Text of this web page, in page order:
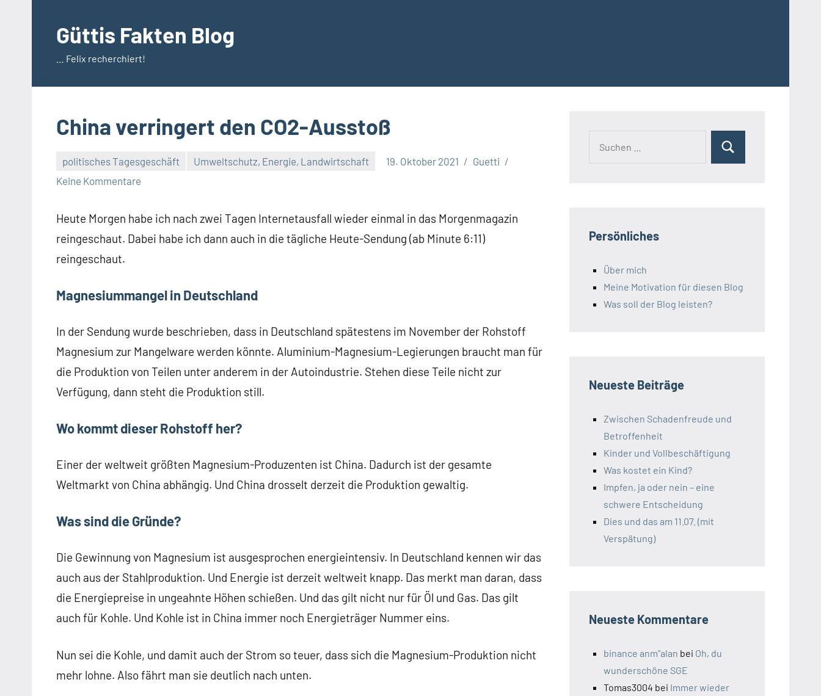
springenGüttis Fakten Blog
… Felix recherchiert!
China verringert den CO2-Ausstoß
politisches Tagesgeschäft Umweltschutz, Energie, Landwirtschaft 19. Oktober 2021
Guetti
Keine Kommentare
Heute Morgen habe ich nach zwei Tagen Internetausfall wieder einmal in das Morgenmagazin
reingeschaut. Dabei habe ich dann auch in die tägliche Heute-Sendung (ab Minute 6:11)
reingeschaut.
Magnesiummangel in Deutschland
In der Sendung wurde beschrieben, dass in Deutschland spätestens im November der Rohstoff
Magnesium zur Mangelware werden könnte. Aluminium-Magnesium-Legierungen braucht man für
die Produktion von Teilen unter anderem in der Autoindustrie. Stehen diese Teile nicht zur
Verfügung, dann steht die Produktion still.
Wo kommt dieser Rohstoff her?
Einer der weltweit größten Magnesium-Produzenten ist China. Dadurch ist der gesamte
Weltmarkt von China abhängig. Und China drosselt derzeit die Produktion gewaltig.
Was sind die Gründe?
Die Gewinnung von Magnesium ist ausgesprochen energieintensiv. In Deutschland kennen wir das
auch aus der Stahlproduktion. Und Energie ist derzeit weltweit knapp. Das merkt man daran, dass
die Energiepreise in ungeahnte Höhen schießen. Und das gilt nicht nur für Öl und Gas. Das gilt
auch für Kohle. Und Kohle ist in China immer noch Energieträger Nummer eins.
Nun sei die Kohle, und damit auch der Strom so teuer, dass sich die Magnesium-Produktion nicht
mehr lohne. Also fährt man sie deutlich nach unten.
Suchen
Persönliches
Über mich
Meine Motivation für diesen Blog
Was soll der Blog leisten?
Neueste Beiträge
Zwischen Schadenfreude und
Betroffenheit
Kinder und Vollbeschäftigung
Was kostet ein Kind?
Impfen, ja oder nein – eine
schwere Entscheidung
Dies und das am 11.07. (mit
Verspätung)
Neueste Kommentare
binance anm"alan bei Oh, du
wunderschöne SGE
Tomas3004 bei Immer wieder